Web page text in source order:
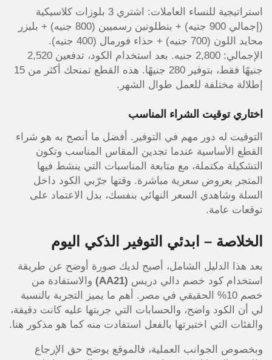
استراتيجية للنساء العاملات: اشتري 3 بلوزات كلاسيكية
(إجمالي 900 جنيه) + بنطلونين رسميين (800 جنيه) + بليزر
محايد اللون (700 جنيه) + حذاء فورمال (400 جنيه).
الإجمالي: 2,800 جنيه. بعد استخدام الكود، تدفعين 2,520
جنيهًا فقط، بتوفير 280 جنيهًا. هذه القطع تمنحك أكثر من 15
إطلالة مختلفة للعمل طوال الشهر.
اختاري توقيت الشراء المناسب
التوقيت له دور مهم في التوفير. أفضل ما أنصح به هو شراء
القطع الأساسية عندما تجدين المقاس المناسب وتكون
التشكيلة مكتملة، مع متابعة المناسبات التي ينشط فيها
المتجر بعروض سعرية مباشرة. وقتها جرّبي الكود داخل
السلة وشاهدي السعر النهائي بنفسك، بدل الاعتماد على
توقعات عامة.
الخلاصة – ابدئي التوفير الذكي اليوم
بعد هذا الدليل الشامل، أصبح لديك صورة أوضح عن طريقة
استخدام كود خصم دالي دريس (AA21)
والاستفادة من
خصم 10% الحقيقي في مصر. أهم ما يميز التجربة بالنسبة
لي أن الكود واضح، والحسابات التي جربتها عليه كانت دقيقة،
والفئات التي اختبرتها بالفعل استفادت منه كما هو مذكور هنا.
وبخصوص الجوانب العملية، فالموقع يوضح حق الإرجاع